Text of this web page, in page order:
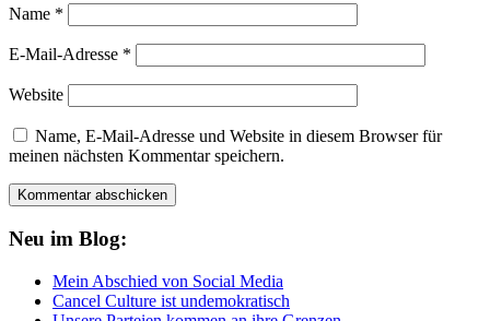
Name *
E-Mail-Adresse *
Website
Name, E-Mail-Adresse und Website in diesem Browser für
meinen nächsten Kommentar speichern.
Neu im Blog:
Mein Abschied von Social Media
Cancel Culture ist undemokratisch